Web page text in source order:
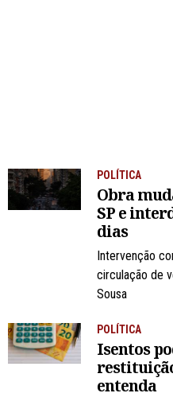
POLÍTICA
Obra
SP e
dias
Intervenção
circulação de
Sousa
POLÍTICA
Isentos
entenda